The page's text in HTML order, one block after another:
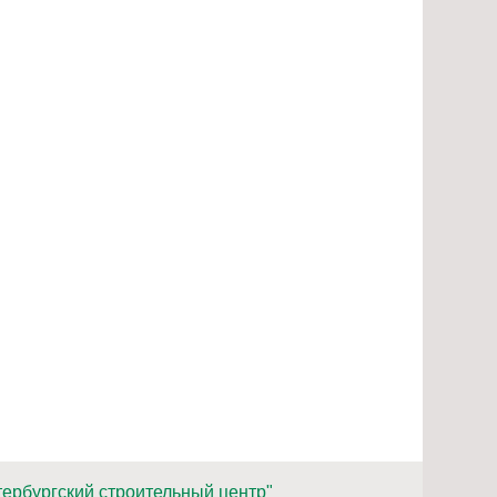
строительный центр"